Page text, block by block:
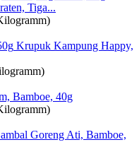
Tiga...
Krupuk Kampung Happy,
Bamboe, 40g
Goreng Ati, Bamboe,